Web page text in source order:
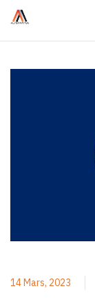
14 Mars, 2023